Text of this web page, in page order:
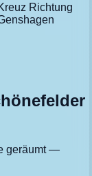
Richtung
geräumt—